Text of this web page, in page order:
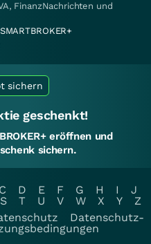
FinanzNachrichten und
SMARTBROKER+
sichern
geschenkt!
eröffnen und
sichern.
C D E F G H I
J
S T U V W X Y
Z
Datenschutz-